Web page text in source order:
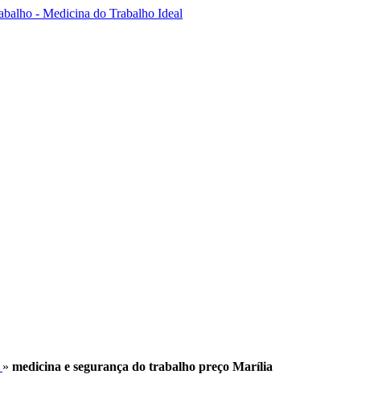
» medicina e segurança do trabalho preço Marília